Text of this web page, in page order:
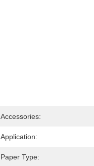
Accessories:
Application:
Paper Type: